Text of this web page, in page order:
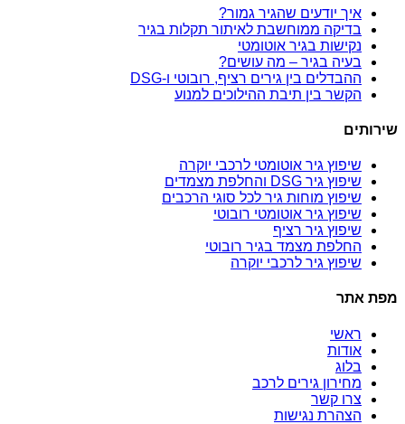
איך יודעים שהגיר גמור?
בדיקה ממוחשבת לאיתור תקלות בגיר
נקישות בגיר אוטומטי
בעיה בגיר – מה עושים?
ההבדלים בין גירים רציף, רובוטי ו-DSG
הקשר בין תיבת ההילוכים למנוע
שירותים
שיפוץ גיר אוטומטי לרכבי יוקרה
שיפוץ גיר DSG והחלפת מצמדים
שיפוץ מוחות גיר לכל סוגי הרכבים
שיפוץ גיר אוטומטי רובוטי
שיפוץ גיר רציף
החלפת מצמד בגיר רובוטי
שיפוץ גיר לרכבי יוקרה
מפת אתר
ראשי
אודות
בלוג
מחירון גירים לרכב
צרו קשר
הצהרת נגישות